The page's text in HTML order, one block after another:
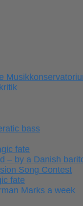
bass
fate
– by a Danish
Song Contest
fate
Marks a week